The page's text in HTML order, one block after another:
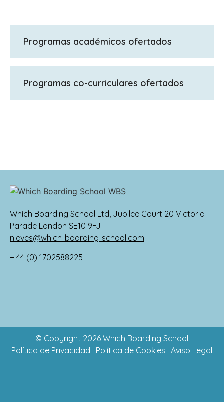
Programas académicos ofertados
GCSEs, IGCSEs, BTEC (A-Level), A-Levels
Programas co-curriculares ofertados
Arte dramático – producciones a gran
Arte – clubes, exposiciones de arte
Which Boarding School Ltd, Jubilee Court 20 Victoria
Parade London SE10 9FJ
nieves@which-boarding-school.com
+ 44 (0) 1702588225
© Copyright 2026 Which Boarding School
Política de Privacidad
Política de Cookies Aviso Legal